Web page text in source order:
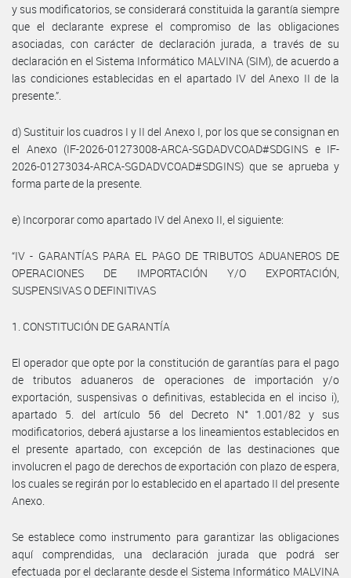
y sus modificatorios, se considerará constituida la garantía siempre
que el declarante exprese el compromiso de las obligaciones
asociadas, con carácter de declaración jurada, a través de su
declaración en el Sistema Informático MALVINA (SIM), de acuerdo a
las condiciones establecidas en el apartado IV del Anexo II de la
presente.”.
d) Sustituir los cuadros I y II del Anexo I, por los que se consignan en
el Anexo (IF-2026-01273008-ARCA-SGDADVCOAD#SDGINS e IF-
2026-01273034-ARCA-SGDADVCOAD#SDGINS) que se aprueba y
forma parte de la presente.
e) Incorporar como apartado IV del Anexo II, el siguiente:
“IV - GARANTÍAS PARA EL PAGO DE TRIBUTOS ADUANEROS DE
OPERACIONES DE IMPORTACIÓN Y/O EXPORTACIÓN,
SUSPENSIVAS O DEFINITIVAS
1. CONSTITUCIÓN DE GARANTÍA
El operador que opte por la constitución de garantías para el pago
de tributos aduaneros de operaciones de importación y/o
exportación, suspensivas o definitivas, establecida en el inciso i),
apartado 5. del artículo 56 del Decreto N° 1.001/82 y sus
modificatorios, deberá ajustarse a los lineamientos establecidos en
el presente apartado, con excepción de las destinaciones que
involucren el pago de derechos de exportación con plazo de espera,
los cuales se regirán por lo establecido en el apartado II del presente
Anexo.
Se establece como instrumento para garantizar las obligaciones
aquí comprendidas, una declaración jurada que podrá ser
efectuada por el declarante desde el Sistema Informático MALVINA